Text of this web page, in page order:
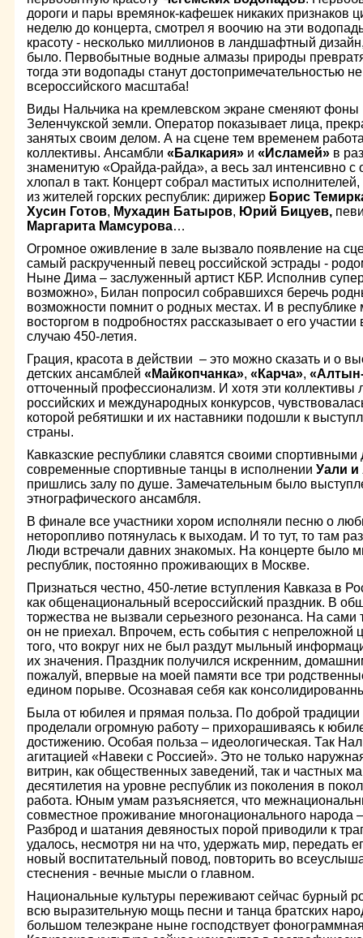
дороги и пары времянок-кафешек никаких признаков
неделю до концерта, смотрел я воочию на эти
красоту - несколько миллионов в ландшафтный
было. Первобытные водные алмазы природы
тогда эти водопады станут достопримечательностью
всероссийского масштаба!
Виды Нальчика на кремлевском экране сменяют фоны
Зеленчукской земли. Оператор показывает лица,
занятых своим делом. А на сцене тем временем
коллективы. Ансамбли «Балкария» и «Исламей» в
знаменитую «Орайда-райда», а весь зал интенсивно
хлопал в такт. Концерт собрал маститых
из жителей горских республик: дирижер Борис
Хусин Готов, Мухадин Батыров, Юрий Бицуев,
Маргарита Мамсурова…
Огромное оживление в зале вызвало появление на
самый раскрученный певец российской эстрады -
Ныне Дима – заслуженный артист КБР. Исполнив
возможно», Билан попросил собравшихся беречь
возможности помнит о родных местах. И в
восторгом в подробностях рассказывает о его
случаю 450-летия.
Грация, красота в действии – это можно сказать и о
детских ансамблей «Майкопчанка», «Карча»,
отточенный профессионализм. И хотя эти коллективы
российских и международных конкурсов,
которой ребятишки и их наставники подошли к
страны.
Кавказские республики славятся своими
современные спортивные танцы в исполнении Уали и
пришлись залу по душе. Замечательным было
этнографического ансамбля.
В финале все участники хором исполняли песню о
неторопливо потянулась к выходам. И то тут, то там
Люди встречали давних знакомых. На концерте было
республик, постоянно проживающих в Москве.
Признаться честно, 450-летие вступления Кавказа в
как общенациональный всероссийский праздник. В
торжества не вызвали серьезного резонанса. На
он не приехал. Впрочем, есть события с непреложной
того, что вокруг них не был раздут мыльный
их значения. Праздник получился искренним,
пожалуй, впервые на моей памяти все три
едином порыве. Осознавая себя как
Была от юбилея и прямая польза. По доброй традиции
проделали огромную работу – прихорашиваясь к
достижению. Особая польза – идеологическая. Так
агитацией «Навеки с Россией». Это не только
витрин, как общественных заведений, так и частных
десятилетия на уровне республик из поколения в
работа. Юным умам разъясняется, что
совместное проживание многонационального народа
Разброд и шатания девяностых порой приводили к
удалось, несмотря ни на что, удержать мир, передать
новый воспитательный повод, повторить во
стеснения - вечные мысли о главном.
Национальные культуры переживают сейчас бурный
всю выразительную мощь песни и танца братских
большом телеэкране ныне господствует